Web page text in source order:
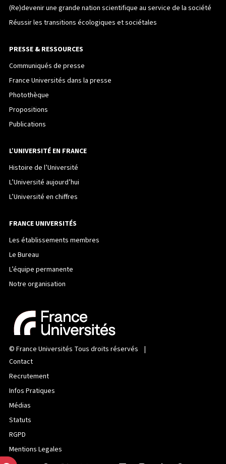
(Re)devenir une grande nation scientifique au service de la société
Réussir les transitions écologiques et sociétales
PRESSE & RESSOURCES
Communiqués de presse
France Universités dans la presse
Photothèque
Propositions
Publications
L’UNIVERSITÉ EN FRANCE
Histoire de l’Université
L’Université aujourd’hui
L’Université en chiffres
FRANCE UNIVERSITÉS
Les établissements membres
Le Bureau
L’équipe permanente
Notre organisation
© France Universités Tous droits réservés |
Contact
Recrutement
Infos Pratiques
Médias
Statuts
RGPD
Mentions Legales